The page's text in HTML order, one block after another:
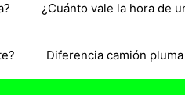
¿Cuánto vale la hora de
Diferencia camión